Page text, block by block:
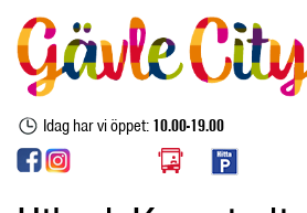
Idag har vi öppet:10.00-19.00